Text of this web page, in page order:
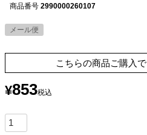
商品番号 2990000260107
メール便
こちらの商品ご購入で
¥853税込